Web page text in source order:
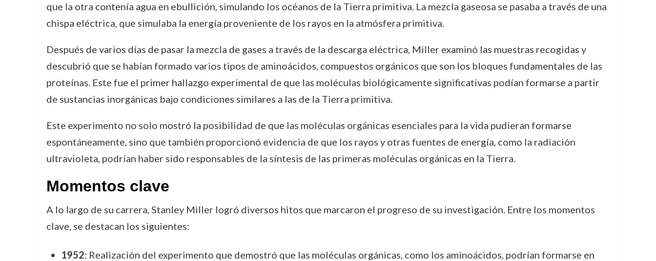
que la otra contenía agua en ebullición, simulando los océanos de la Tierra primitiva. La mezcla gaseosa se pasaba a través de una
chispa eléctrica, que simulaba la energía proveniente de los rayos en la atmósfera primitiva.
Después de varios días de pasar la mezcla de gases a través de la descarga eléctrica, Miller examinó las muestras recogidas y
descubrió que se habían formado varios tipos de aminoácidos, compuestos orgánicos que son los bloques fundamentales de las
proteínas. Este fue el primer hallazgo experimental de que las moléculas biológicamente significativas podían formarse a partir
de sustancias inorgánicas bajo condiciones similares a las de la Tierra primitiva.
Este experimento no solo mostró la posibilidad de que las moléculas orgánicas esenciales para la vida pudieran formarse
espontáneamente, sino que también proporcionó evidencia de que los rayos y otras fuentes de energía, como la radiación
ultravioleta, podrían haber sido responsables de la síntesis de las primeras moléculas orgánicas en la Tierra.
Momentos clave
A lo largo de su carrera, Stanley Miller logró diversos hitos que marcaron el progreso de su investigación. Entre los momentos
clave, se destacan los siguientes:
1952: Realización del experimento que demostró que las moléculas orgánicas, como los aminoácidos, podrían formarse en